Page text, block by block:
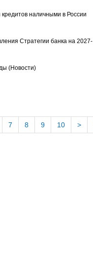
наличными в России
Стратегии банка на 2027-
(Новости)
7 8 9 10 >